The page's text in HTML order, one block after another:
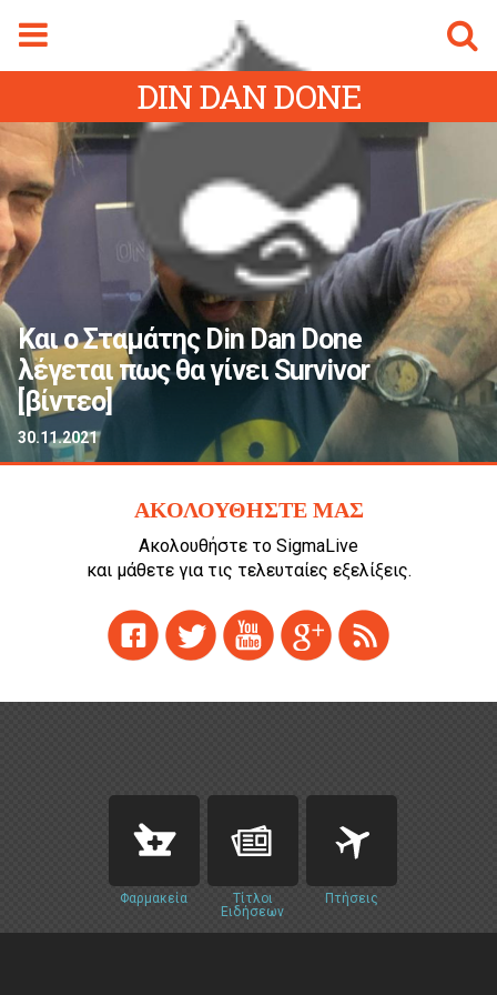
Magazine
Menu
Sigmalive
ΣΥΝΔΕΣΜΟΙ
Φόρμα αναζήτησης
DIN DAN DONE
Και ο Σταμάτης Din Dan Done
λέγεται πως θα γίνει Survivor
[βίντεο]
30.11.2021
ΑΚΟΛΟΥΘΗΣΤΕ ΜΑΣ
Ακολουθήστε το SigmaLive
και μάθετε για τις τελευταίες εξελίξεις.
Φαρμακεία
Τίτλοι
Ειδήσεων
Πτήσεις